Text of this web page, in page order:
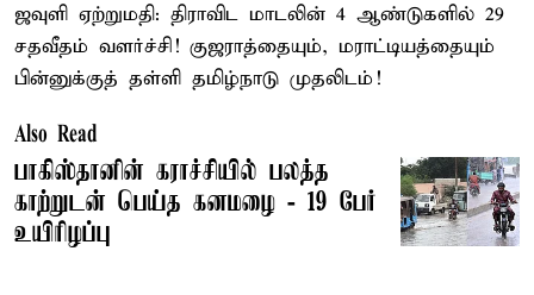
ஜவுளி ஏற்றுமதி: திராவிட மாடலின் 4 ஆண்டுகளில் 29
சதவீதம் வளர்ச்சி! குஜராத்தையும், மராட்டியத்தையும்
பின்னுக்குத் தள்ளி தமிழ்நாடு முதலிடம்!
Also Read
பாகிஸ்தானின் கராச்சியில் பலத்த
காற்றுடன் பெய்த கனமழை - 19 பேர்
உயிரிழப்பு